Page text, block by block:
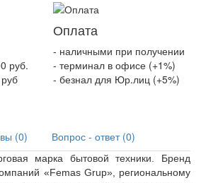
руб.
Оплата
- наличными при получении
- терминал в офисе (+1%)
- безнал для Юр.лиц (+5%)
(0) Вопрос - ответ (0)
марка бытовой техники. Бренд
«Femas Grup», региональному